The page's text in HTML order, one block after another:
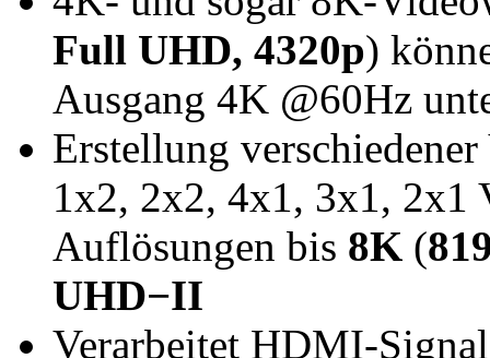
Full UHD, 4320p)
Ausgang 4K @60Hz
Erstellung
1x2, 2x2, 4x1, 3x1, 2x1
Auflösungen bis 8K (
UHD−II
Verarbeitet HDMI-